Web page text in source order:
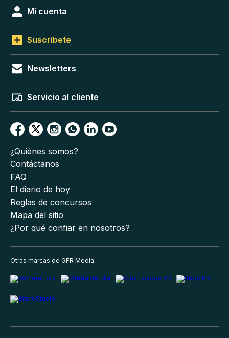
Mi cuenta
Suscríbete
Newsletters
Servicio al cliente
¿Quiénes somos?
Contáctanos
FAQ
El diario de hoy
Reglas de concursos
Mapa del sitio
¿Por qué confiar en nosotros?
Otras marcas de GFR Media